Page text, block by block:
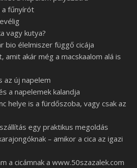
a fűnyírót
vagy kutya?
bio élelmiszer függő cicája
amit akár még a macskaalom alá is
az új napelem
a napelemek kalandja
helye is a fürdőszoba, vagy csak az
egy praktikus megoldás
– amikor a cica az igazi
a cicámnak a www.50szazalek.com